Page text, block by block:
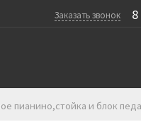
Заказать звонок
пианино,стойка и блок